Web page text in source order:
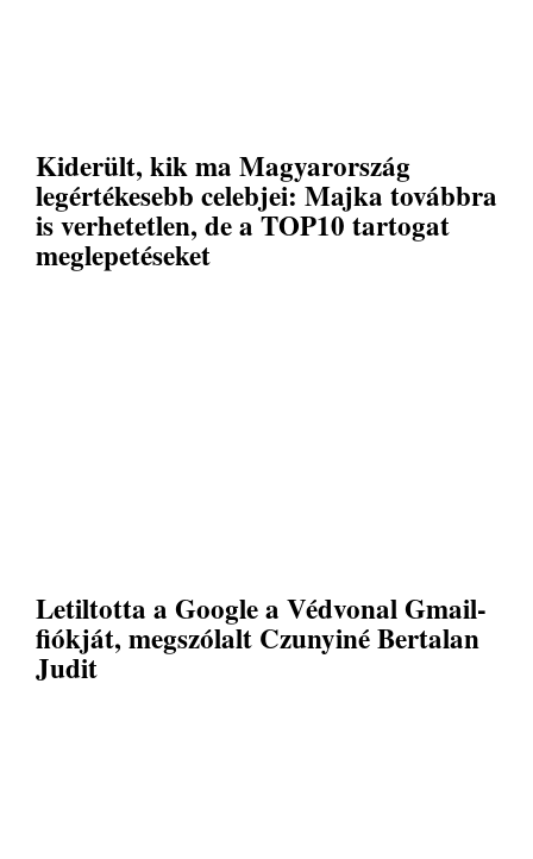
Kiderült, kik ma Magyarország
legértékesebb celebjei: Majka továbbra
is verhetetlen, de a TOP10 tartogat
meglepetéseket
Letiltotta a Google a Védvonal Gmail-
fiókját, megszólalt Czunyiné Bertalan
Judit